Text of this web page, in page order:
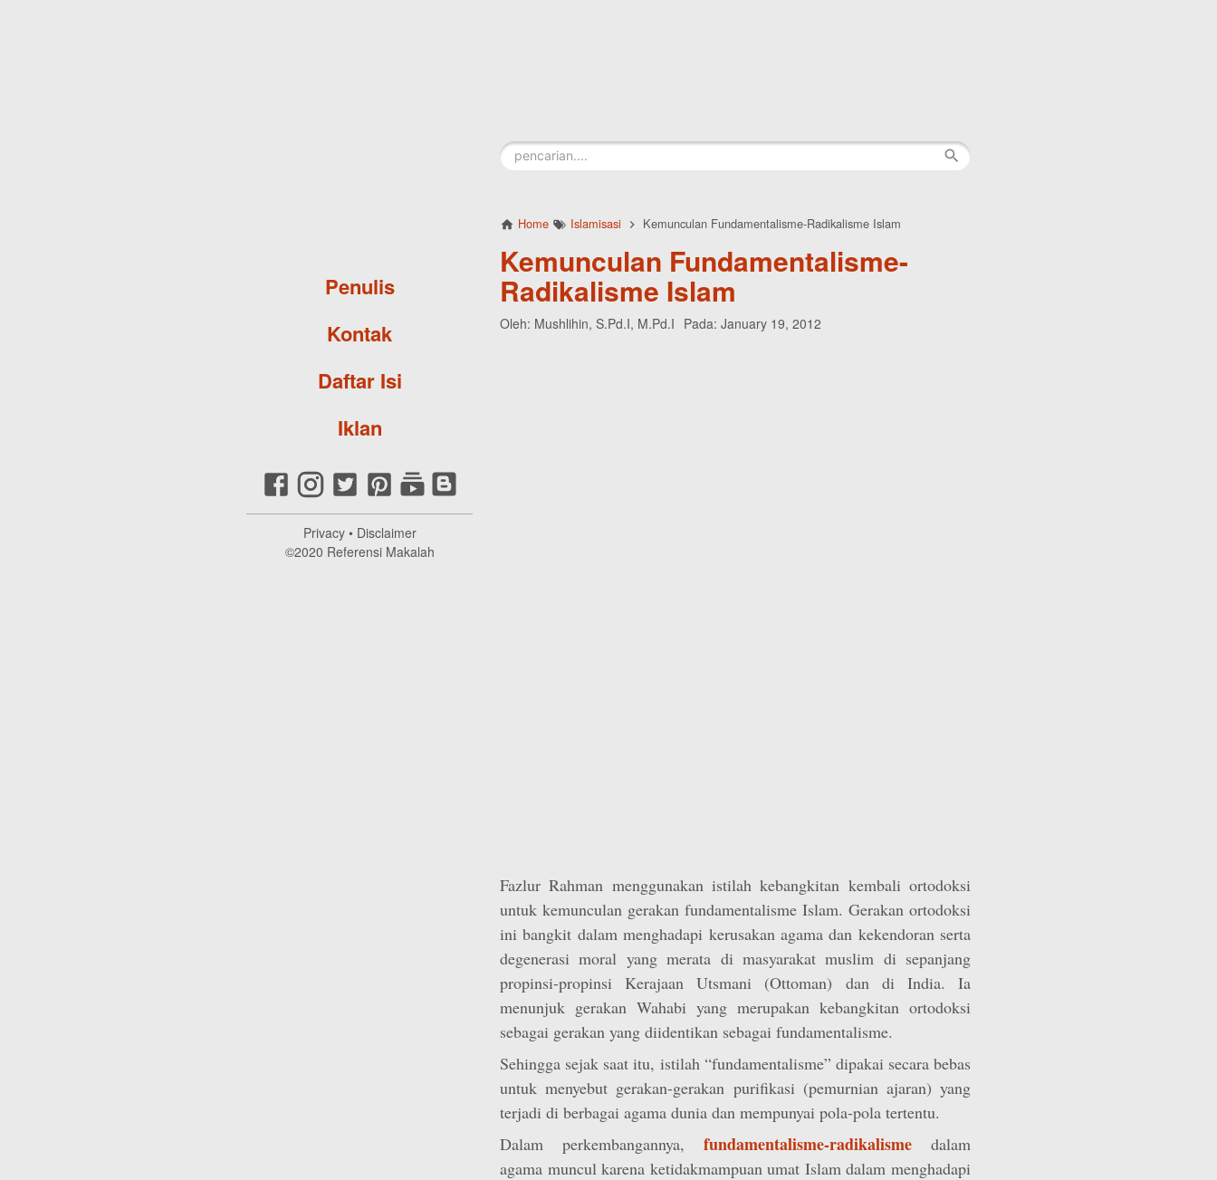
Penulis
Kontak
Daftar Isi
Iklan
Privacy• Disclaimer
©2020 Referensi Makalah
Home Islamisasi Kemunculan Fundamentalisme-Radikalisme Islam
Kemunculan Fundamentalisme-
Radikalisme Islam
Oleh: Mushlihin, S.Pd.I, M.Pd.I Pada: January 19, 2012
Fazlur Rahman menggunakan istilah kebangkitan kembali ortodoksi
untuk kemunculan gerakan fundamentalisme Islam. Gerakan ortodoksi
ini bangkit dalam menghadapi kerusakan agama dan kekendoran serta
degenerasi moral yang merata di masyarakat muslim di sepanjang
propinsi-propinsi Kerajaan Utsmani (Ottoman) dan di India. Ia
menunjuk gerakan Wahabi yang merupakan kebangkitan ortodoksi
sebagai gerakan yang diidentikan sebagai fundamentalisme.
Sehingga sejak saat itu, istilah “fundamentalisme” dipakai secara bebas
untuk menyebut gerakan-gerakan purifikasi (pemurnian ajaran) yang
terjadi di berbagai agama dunia dan mempunyai pola-pola tertentu.
Dalam perkembangannya, fundamentalisme-radikalisme dalam
agama muncul karena ketidakmampuan umat Islam dalam menghadapi